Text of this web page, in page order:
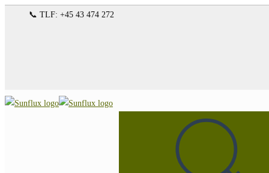
📞 TLF: +45 43 474 272